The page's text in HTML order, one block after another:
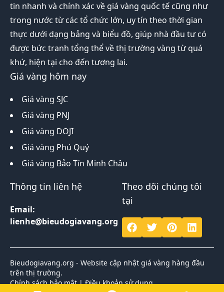
tin nhanh và chính xác về giá vàng quốc tế cũng như
trong nước từ các tổ chức lớn, uy tín theo thời gian
thực dưới dạng bảng và biểu đồ, giúp nhà đầu tư có
được bức tranh tổng thể về thị trường vàng từ quá
khứ, hiện tại cho đến tương lai.
Giá vàng hôm nay
Giá vàng SJC
Giá vàng PNJ
Giá vàng DOJI
Giá vàng Phú Quý
Giá vàng Bảo Tín Minh Châu
Thông tin liên hệ
Email:
lienhe@bieudogiavang.org
Theo dõi chúng tôi
tại
Bieudogiavang.org - Website cập nhật giá vàng hàng đầu
trên thị trường.
Chính sách bảo mật|Điều khoản sử dụng